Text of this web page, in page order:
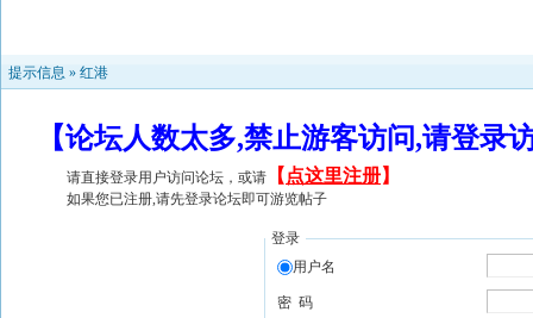
提示信息 » 红港
【论坛人数太多,禁止游客访问,请登
请直接登录用户访问论坛，或请 【 点这里注册】
如果您已注册,请先登录论坛即可游览帖子
登录
用户名
密 码